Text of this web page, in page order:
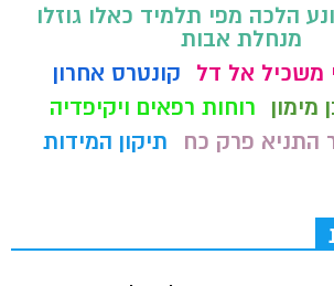
הלכה מפי תלמיד כאלו גוזלו
מנחלת אבות
משכיל אל דל
קונטרס אחרון
מימון
רוחות רפאים ויקיפדיה
התניא פרק כח
תיקון המידות